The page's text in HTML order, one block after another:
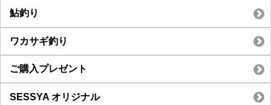
鮎釣り
ワカサギ釣り
ご購入プレゼント
SESSYA オリジナル